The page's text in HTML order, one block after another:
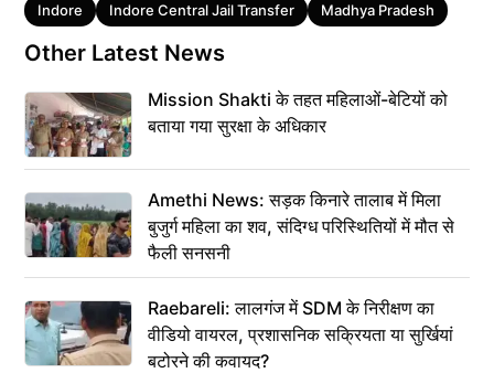
Tags
Indore Indore Central Jail Transfer Madhya Pradesh
Other Latest News
Mission Shakti के तहत महिलाओं-बेटियों को
बताया गया सुरक्षा के अधिकार
Amethi News: सड़क किनारे तालाब में मिला
बुजुर्ग महिला का शव, संदिग्ध परिस्थितियों में मौत से
फैली सनसनी
Raebareli: लालगंज में SDM के निरीक्षण का
वीडियो वायरल, प्रशासनिक सक्रियता या सुर्खियां
बटोरने की कवायद?